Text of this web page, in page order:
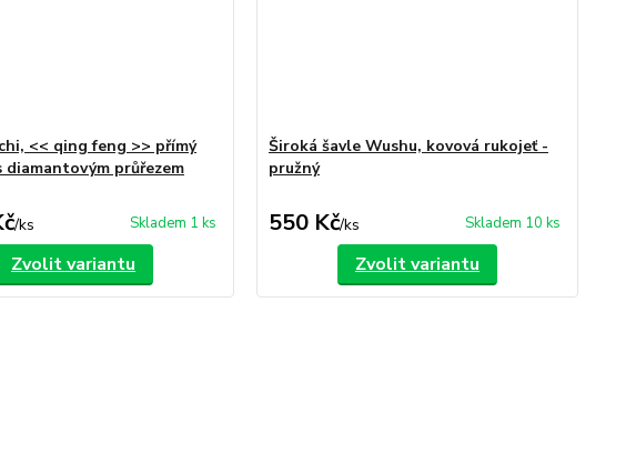
<< qing feng >> přímý
diamantovým průřezem
/ks Skladem 1 ks
Zvolit variantu
Široká šavle Wushu, kovová rukojeť -
pružný
550 Kč/ks Skladem 10 ks
Zvolit variantu